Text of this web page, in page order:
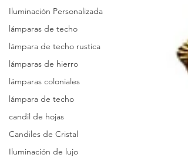
Iluminación Personalizada
lámparas de techo
lámpara de techo rustica
lámparas de hierro
lámparas coloniales
lámpara de techo
candil de hojas
Candiles de Cristal
Iluminación de lujo